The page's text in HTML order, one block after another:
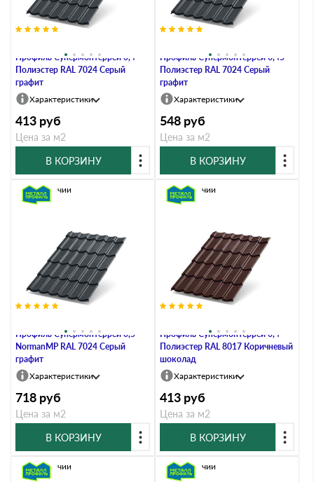
Профиль Супермонтеррей 0,4
Полиэстер RAL 7024 Серый
графит
Характеристики
413 руб
Цена за м2
В КОРЗИНУ
Профиль Супермонтеррей 0,45
Полиэстер RAL 7024 Серый
графит
Характеристики
548 руб
Цена за м2
В КОРЗИНУ
Профиль Супермонтеррей 0,5
NormanMP RAL 7024 Серый
графит
В наличии
Характеристики
718 руб
Цена за м2
В КОРЗИНУ
Профиль Супермонтеррей 0,4
Полиэстер RAL 8017 Коричневый
шоколад
В наличии
Характеристики
413 руб
Цена за м2
В КОРЗИНУ
В наличии В наличии